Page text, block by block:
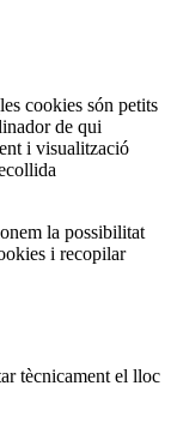
cookies són petits
de qui
i visualització
la possibilitat
i recopilar
tècnicament el lloc